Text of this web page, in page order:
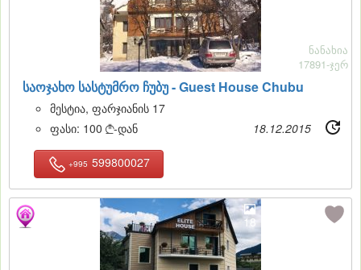
საოჯახო სასტუმრო ჩუბუ -Guest House Chubu
ნანახია
17891-ჯერ
მესტია, ფარჯიანის 17
ფასი: 100 -დან 18.12.2015
+995 599800027
18